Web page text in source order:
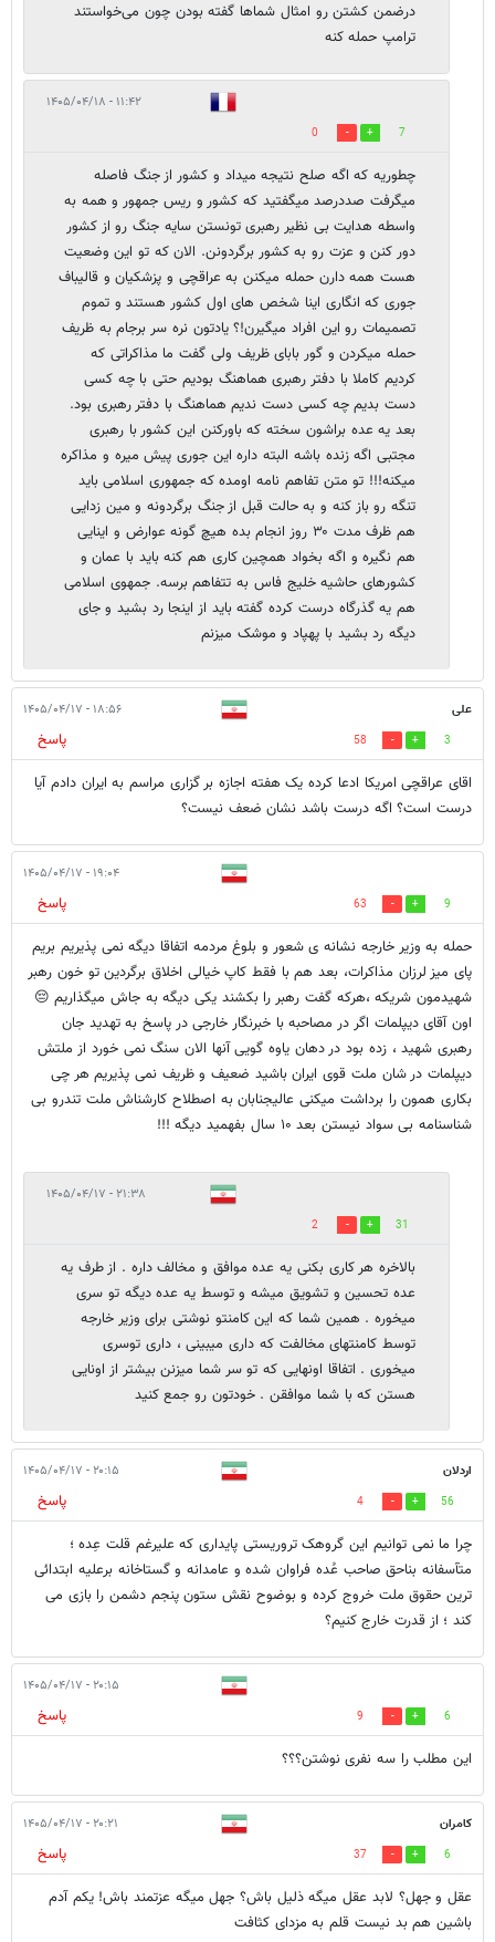
درضمن کشتن رو امثال شماها گفته بودن چون می‌خواستند
ترامپ حمله کنه
۱۱:۴۲ - ۱۴۰۵/۰۴/۱۸
7
0
چطوریه که اگه صلح نتیجه میداد و کشور از جنگ فاصله
میگرفت صددرصد میگفتید که کشور و ریس جمهور و همه به
واسطه هدایت بی نظیر رهبری تونستن سایه جنگ رو از کشور
دور کنن و عزت رو به کشور برگردونن. الان که تو این وضعیت
هست همه دارن حمله میکنن به عراقچی و پزشکیان و قالیباف
جوری که انگاری اینا شخص های اول کشور هستند و تموم
تصمیمات رو این افراد میگیرن!؟ یادتون نره سر برجام به ظریف
حمله میکردن و گور بابای ظریف ولی گفت ما مذاکراتی که
کردیم کاملا با دفتر رهبری هماهنگ بودیم حتی با چه کسی
دست بدیم چه کسی دست ندیم هماهنگ با دفتر رهبری بود.
بعد یه عده براشون سخته که باورکنن این کشور با رهبری
مجتبی اگه زنده باشه البته داره این جوری پیش میره و مذاکره
میکنه!!! تو متن تفاهم نامه اومده که جمهوری اسلامی باید
تنگه رو باز کنه و به حالت قبل از جنگ برگردونه و مین زدایی
هم ظرف مدت ۳۰ روز انجام بده هیچ گونه عوارض و اینایی
هم نگیره و اگه بخواد همچین کاری هم کنه باید با عمان و
کشورهای حاشیه خلیج فاس به تتفاهم برسه. جمهوی اسلامی
هم یه گذرگاه درست کرده گفته باید از اینجا رد بشید و جای
دیگه رد بشید با پهپاد و موشک میزنم
علی ۱۸:۵۶ - ۱۴۰۵/۰۴/۱۷
3
58
پاسخ
اقای عراقچی امریکا ادعا کرده یک هفته اجازه بر گزاری مراسم به ایران دادم آیا
درست است؟ اگه درست باشد نشان ضعف نیست؟
۱۹:۰۴ - ۱۴۰۵/۰۴/۱۷
9
63
پاسخ
حمله به وزیر خارجه نشانه ی شعور و بلوغ مردمه اتفاقا دیگه نمی پذیریم بریم
پای میز لرزان مذاکرات، بعد هم با فقط کاپ خیالی اخلاق برگردین تو خون رهبر
شهیدمون شریکه ،هرکه گفت رهبر را بکشند یکی دیگه به جاش میگذاریم 😔
اون آقای دیپلمات اگر در مصاحبه با خبرنگار خارجی در پاسخ به تهدید جان
رهبری شهید ، زده بود در دهان یاوه گویی آنها الان سنگ نمی خورد از ملتش
دیپلمات در شان ملت قوی ایران باشید ضعیف و ظریف نمی پذیریم هر چی
بکاری همون را برداشت میکنی عالیجنابان به اصطلاح کارشناش ملت تندرو بی
شناسنامه بی سواد نیستن بعد ۱۰ سال بفهمید دیگه !!!
۲۱:۳۸ - ۱۴۰۵/۰۴/۱۷
31
2
بالاخره هر کاری بکنی یه عده موافق و مخالف داره . از طرف یه
عده تحسین و تشویق میشه و توسط یه عده دیگه تو سری
میخوره . همین شما که این کامنتو نوشتی برای وزیر خارجه
توسط کامنتهای مخالفت که داری میبینی ، داری توسری
میخوری . اتفاقا اونهایی که تو سر شما میزنن بیشتر از اونایی
هستن که با شما موافقن . خودتون رو جمع کنید
اردلان ۲۰:۱۵ - ۱۴۰۵/۰۴/۱۷
56
4
پاسخ
چرا ما نمی توانیم این گروهک تروریستی پایداری که علیرغم قلت عِده ؛
متآسفانه بناحق صاحب عُده فراوان شده و عامدانه و گستاخانه برعلیه ابتدائی
ترین حقوق ملت خروج کرده و بوضوح نقش ستون پنجم دشمن را بازی می
کند ؛ از قدرت خارج کنیم؟
۲۰:۱۵ - ۱۴۰۵/۰۴/۱۷
6
9
پاسخ
این مطلب را سه نفری نوشتن؟؟؟
کامران ۲۰:۲۱ - ۱۴۰۵/۰۴/۱۷
6
37
پاسخ
عقل و جهل؟ لابد عقل میگه ذلیل باش؟ جهل میگه عزتمند باش! یکم آدم
باشین هم بد نیست قلم به مزدای کثافت